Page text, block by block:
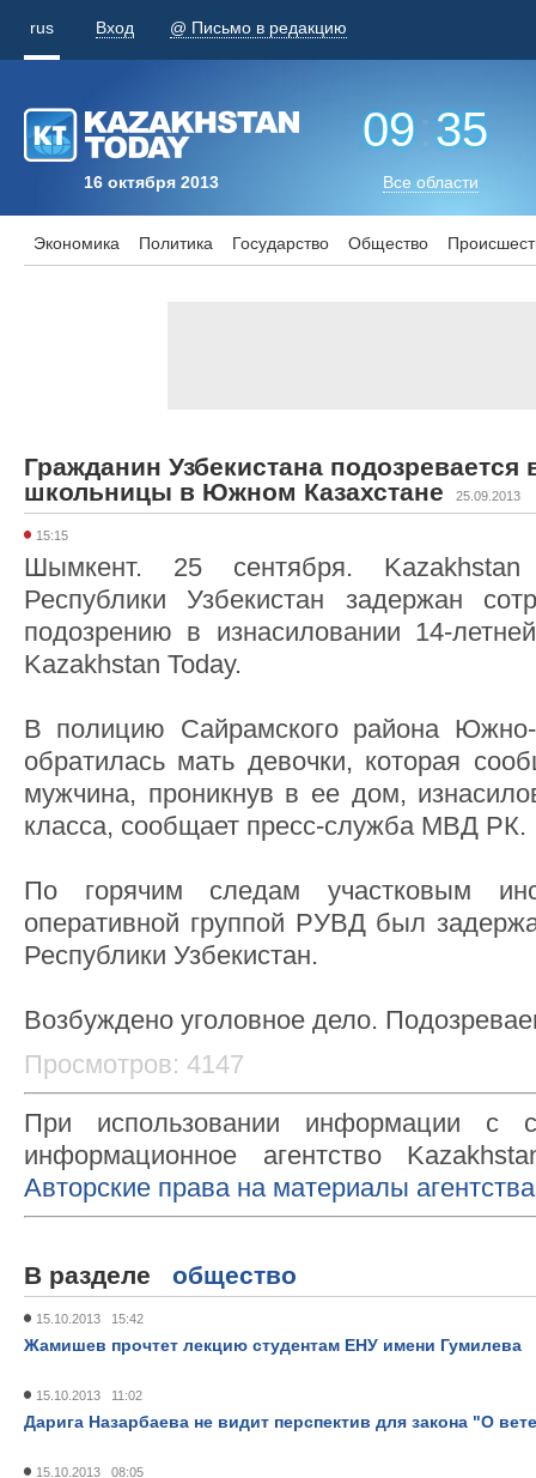
rus Вход @ Письмо в редакцию
16 октября 2013
09:35
Все области
Экономика Политика Государство Общество
Гражданин Узбекистана подозревается
школьницы в Южном Казахстане
25.09.2013
15:15
Шымкент. 25 сентября.
Республики Узбекистан задержан
подозрению в изнасиловании 14-
Kazakhstan Today.
В полицию Сайрамского района Южно-
обратилась мать девочки, которая
мужчина, проникнув в ее дом,
класса, сообщает пресс-служба МВД РК.
По горячим следам участковым
оперативной группой РУВД был
Республики Узбекистан.
Возбуждено уголовное дело.
Просмотров: 4147
При использовании информации с
информационное агентство
Авторские права на материалы
В разделе общество
15.10.2013 15:42
Жамишев прочтет лекцию студентам ЕНУ имени Гумилева
15.10.2013 11:02
Дарига Назарбаева не видит перспектив для закона "О
15.10.2013 08:05